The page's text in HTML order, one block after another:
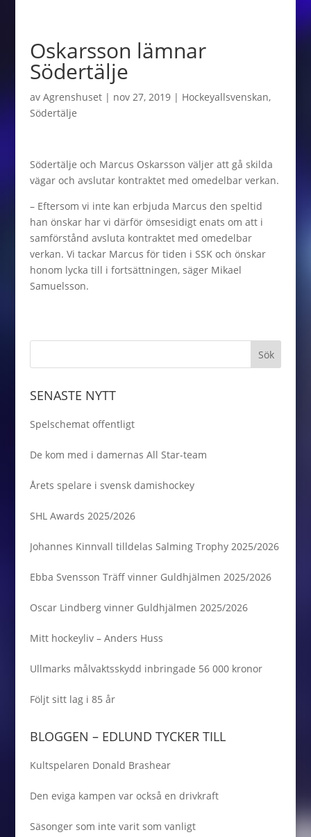
Oskarsson lämnar
Södertälje
av Agrenshuset| nov 27, 2019| Hockeyallsvenskan,
Södertälje
Södertälje och Marcus Oskarsson väljer att gå skilda
vägar och avslutar kontraktet med omedelbar verkan.
– Eftersom vi inte kan erbjuda Marcus den speltid
han önskar har vi därför ömsesidigt enats om att i
samförstånd avsluta kontraktet med omedelbar
verkan. Vi tackar Marcus för tiden i SSK och önskar
honom lycka till i fortsättningen, säger Mikael
Samuelsson.
SENASTE NYTT
Spelschemat offentligt
De kom med i damernas All Star-team
Årets spelare i svensk damishockey
SHL Awards 2025/2026
Johannes Kinnvall tilldelas Salming Trophy 2025/2026
Ebba Svensson Träff vinner Guldhjälmen 2025/2026
Oscar Lindberg vinner Guldhjälmen 2025/2026
Mitt hockeyliv – Anders Huss
Ullmarks målvaktsskydd inbringade 56 000 kronor
Följt sitt lag i 85 år
BLOGGEN – EDLUND TYCKER TILL
Kultspelaren Donald Brashear
Den eviga kampen var också en drivkraft
Säsonger som inte varit som vanligt